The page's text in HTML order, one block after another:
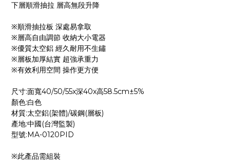
下層順滑抽拉 層高無段升降
※順滑抽拉板 深處易拿取
※層高自由調節 收納大小電器
※優質太空鋁 經久耐用不生鏽
※層板加厚結實 超強承重力
※有效利用空間 操作更方便
尺寸:面寬40/50/55x深40x高58.5cm±5%
顏色:白色
材質:太空鋁(架體)/碳鋼(層板)
產地:中國(台灣監製)
型號:MA-0120PID
※此產品需組裝